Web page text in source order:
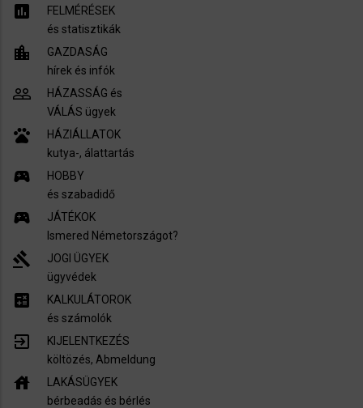
assessment
FELMÉRÉSEK
és statisztikák
location_city
GAZDASÁG
hírek és infók
people_outline
HÁZASSÁG és
VÁLÁS ügyek
pets
HÁZIÁLLATOK
kutya-, álattartás
sports_esports
HOBBY
és szabadidő
sports_esports
JÁTÉKOK
Ismered Németországot?
gavel
JOGI ÜGYEK
ügyvédek
calculate
KALKULÁTOROK
és számolók
exit_to_app
KIJELENTKEZÉS
költözés, Abmeldung
house
LAKÁSÜGYEK
bérbeadás és bérlés